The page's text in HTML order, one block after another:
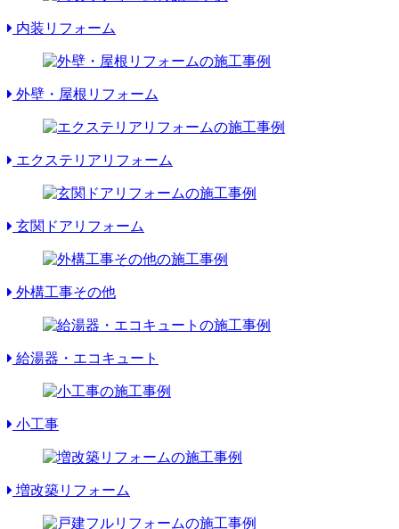
内装リフォーム
外壁・屋根リフォーム
エクステリアリフォーム
玄関ドアリフォーム
外構工事その他
給湯器・エコキュート
小工事
増改築リフォーム